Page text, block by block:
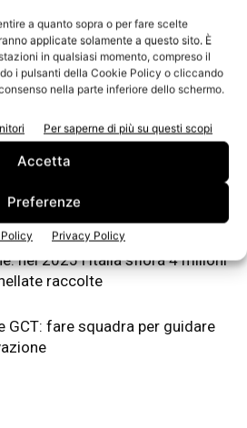
a quanto sopra o per fare scelte
applicate solamente a questo sito. È
in qualsiasi momento, compreso il
i pulsanti della Cookie Policy o cliccando
nella parte inferiore dello schermo.
Per saperne di più su questi scopi
Accetta
Preferenze
Privacy Policy
Awards 2026: 12 finalisti
in cartoncino
differenziata di carta e
nel 2025 l’Italia sfiora 4 milioni
raccolte
GCT: fare squadra per guidare